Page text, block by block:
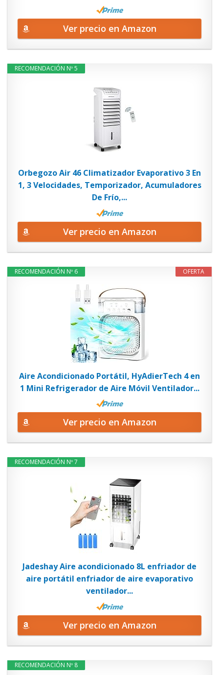
Ver precio en Amazon
RECOMENDACIÓN Nº 5
Orbegozo Air 46 Climatizador Evaporativo 3 En
1, 3 Velocidades, Temporizador, Acumuladores
De Frío,...
Ver precio en Amazon
OFERTA
RECOMENDACIÓN Nº 6
Aire Acondicionado Portátil, HyAdierTech 4 en
1 Mini Refrigerador de Aire Móvil Ventilador...
Ver precio en Amazon
RECOMENDACIÓN Nº 7
Jadeshay Aire acondicionado 8L enfriador de
aire portátil enfriador de aire evaporativo
ventilador...
Ver precio en Amazon
RECOMENDACIÓN Nº 8